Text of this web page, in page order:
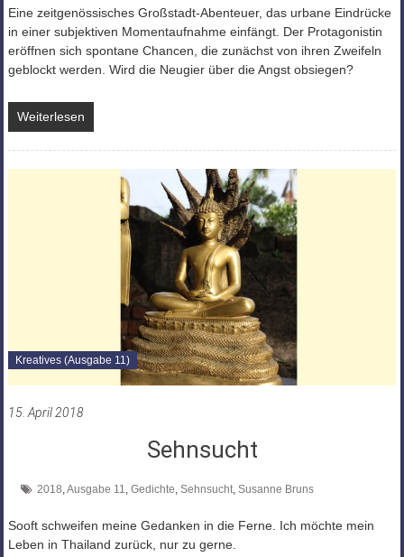
Eine zeitgenössisches Großstadt-Abenteuer, das urbane Eindrücke
in einer subjektiven Momentaufnahme einfängt. Der Protagonistin
eröffnen sich spontane Chancen, die zunächst von ihren Zweifeln
geblockt werden. Wird die Neugier über die Angst obsiegen?
Weiterlesen
Kreatives (Ausgabe 11)
15. April 2018
Sehnsucht
2018,Ausgabe 11, Gedichte, Sehnsucht, Susanne Bruns
Sooft schweifen meine Gedanken in die Ferne. Ich möchte mein
Leben in Thailand zurück, nur zu gerne.